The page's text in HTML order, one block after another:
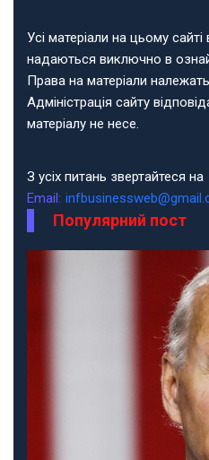
Усі матеріали на цьому сайті
надаються виключно в
Права на матеріали
Адміністрація сайту
матеріалу не несе.
З усіх питань звертайтеся на
Email:
Популярний пост